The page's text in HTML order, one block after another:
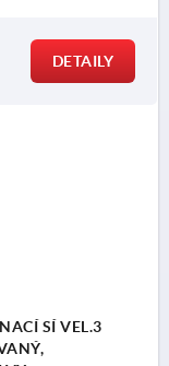
DETAILY
SÍ VEL.3